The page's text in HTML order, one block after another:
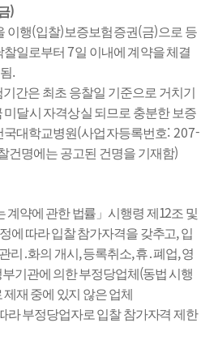
)
이행(입찰) 보증보험증권(금)으로 등
찰일로부터 7일 이내에 계약을 체결
.
간은 최초 응찰일 기준으로 거치기
미달시 자격상실 되므로 충분한 보증
국대학교병원(사업자등록번호: 207-
건명에는 공고된 건명을 기재함)
계약에 관한 법률 」시행령 제 12조 및
에 따라 입찰 참가자격을 갖추고,입
리 ․화의 개시 ,등록취소,휴․폐업,영
부기관에 의한 부정당업체 (동법 시행
제재 중에 있지 않은 업체
라 부정당업자로 입찰 참가자격 제한